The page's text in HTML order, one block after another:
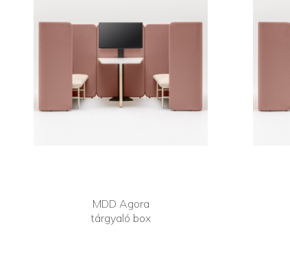
MDD Agora
tárgyaló box